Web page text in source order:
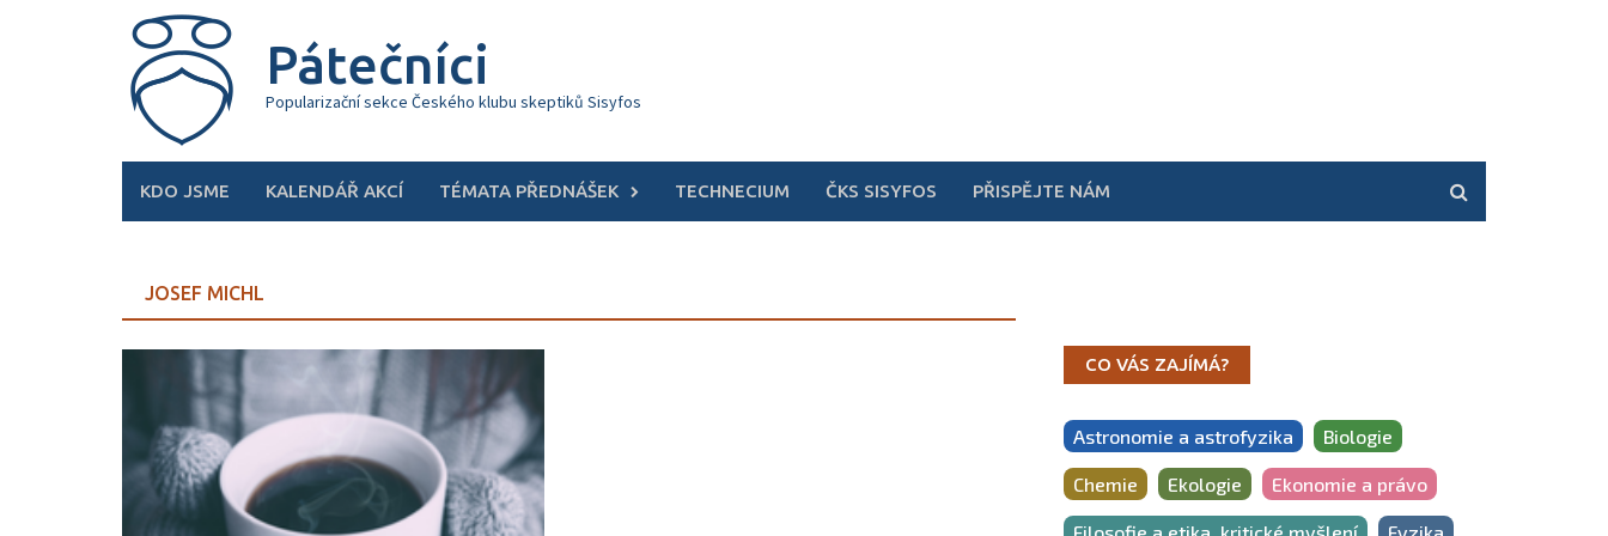
Pátečníci
Popularizační sekce Českého klubu skeptiků Sisyfos
KDO JSME KALENDÁŘ AKCÍ TÉMATA PŘEDNÁŠEK TECHNECIUM ČKS SISYFOS PŘISPĚJTE NÁM
JOSEF MICHL
CO VÁS ZAJÍMÁ?
Astronomie a astrofyzika Biologie
Chemie Ekologie Ekonomie a právo